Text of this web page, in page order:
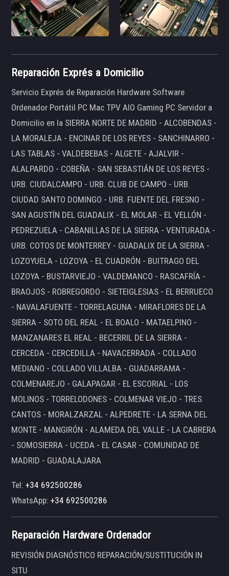
Reparación Exprés a Domicilio
Servicio Exprés de Reparación Hardware Software
Ordenador Portátil PC Mac TPV AIO Gaming PC Servidor a
Domicilio en la SIERRA NORTE DE MADRID - ALCOBENDAS -
LA MORALEJA - ENCINAR DE LOS REYES - SANCHINARRO -
LAS TABLAS - VALDEBEBAS - ALGETE - AJALVIR -
ALALPARDO - COBEÑA - SAN SEBASTIÁN DE LOS REYES -
URB. CIUDALCAMPO - URB. CLUB DE CAMPO - URB.
CIUDAD SANTO DOMINGO - URB. FUENTE DEL FRESNO -
SAN AGUSTÍN DEL GUADALIX - EL MOLAR - EL VELLÓN -
PEDREZUELA - CABANILLAS DE LA SIERRA - VENTURADA -
URB. COTOS DE MONTERREY - GUADALIX DE LA SIERRA -
LOZOYUELA - LOZOYA - EL CUADRÓN - BUITRAGO DEL
LOZOYA - BUSTARVIEJO - VALDEMANCO - RASCAFRÍA -
BRAOJOS - ROBREGORDO - SIETEIGLESIAS - EL BERRUECO
- NAVALAFUENTE - TORRELAGUNA - MIRAFLORES DE LA
SIERRA - SOTO DEL REAL - EL BOALO - MATAELPINO -
MANZANARES EL REAL - BECERRIL DE LA SIERRA -
CERCEDA - CERCEDILLA - NAVACERRADA - COLLADO
MEDIANO - COLLADO VILLALBA - GUADARRAMA -
COLMENAREJO - GALAPAGAR - EL ESCORIAL - LOS
MOLINOS - TORRELODONES - COLMENAR VIEJO - TRES
CANTOS - MORALZARZAL - ALPEDRETE - LA SERNA DEL
MONTE - MANGIRÓN - ALAMEDA DEL VALLE - LA CABRERA
- SOMOSIERRA - UCEDA - EL CASAR - COMUNIDAD DE
MADRID - GUADALAJARA
Tel:+34 692500286
WhatsApp:+34 692500286
Reparación Hardware Ordenador
REVISIÓN DIAGNÓSTICO REPARACIÓN/SUSTITUCIÓN IN
SITU